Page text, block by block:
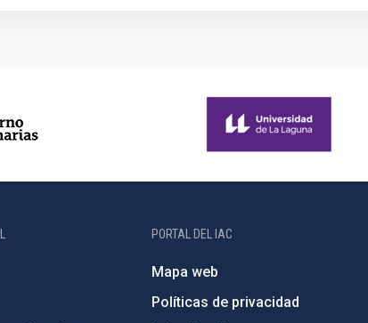
PORTAL DEL IAC
Mapa web
Políticas de privacidad